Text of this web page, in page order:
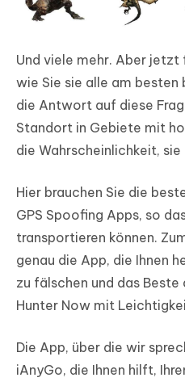
Und viele mehr. Aber
wie Sie sie alle am besten
die Antwort auf diese
Standort in Gebiete mit
die Wahrscheinlichkeit,
Hier brauchen Sie die
GPS Spoofing Apps, so
transportieren können.
genau die App, die Ihnen
zu fälschen und das
Hunter Now mit
Die App, über die wir
iAnyGo, die Ihnen hilft,